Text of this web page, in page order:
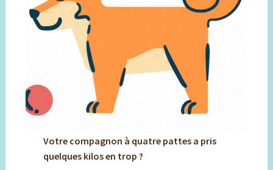
Votre compagnon à quatre pattes a pris
quelques kilos en trop ?